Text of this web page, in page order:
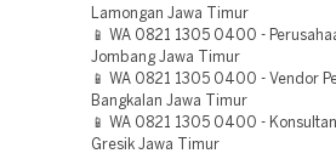
Lamongan Jawa Timur
📱 WA 0821 1305 0400 -
Jombang Jawa Timur
📱 WA 0821 1305 0400 - Vendor
Bangkalan Jawa Timur
📱 WA 0821 1305 0400 -
Gresik Jawa Timur